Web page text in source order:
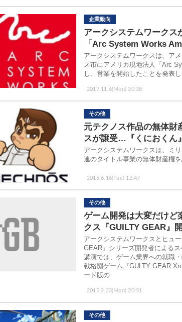
企業動向
2017.11.6(Mon) 20:38
アークシステムワークス
「Arc System Works
アークシステムワークスは、ア
ス市にアメリカ現地法人「Arc
し、営業を開始したことを発表し
その他
2015.6.16(Tue) 12:47
元テクノス作品の無体財
スが譲受…『くにおくん
アークシステムワークスは、ミ
連のタイトル事業の無体財産権
その他
2015.2.23(Mon) 20:51
ゲーム開発は大変だけど
クス『GUILTY GEAR』
アークシステムワークスとヒュ
GEAR』シリーズ開発者による
講演では、ゲーム業界への就職
戦格闘ゲーム『GULTY GEAR
ード版の
その他